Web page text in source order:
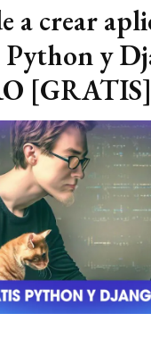
a crear
Python y
[GRATIS]